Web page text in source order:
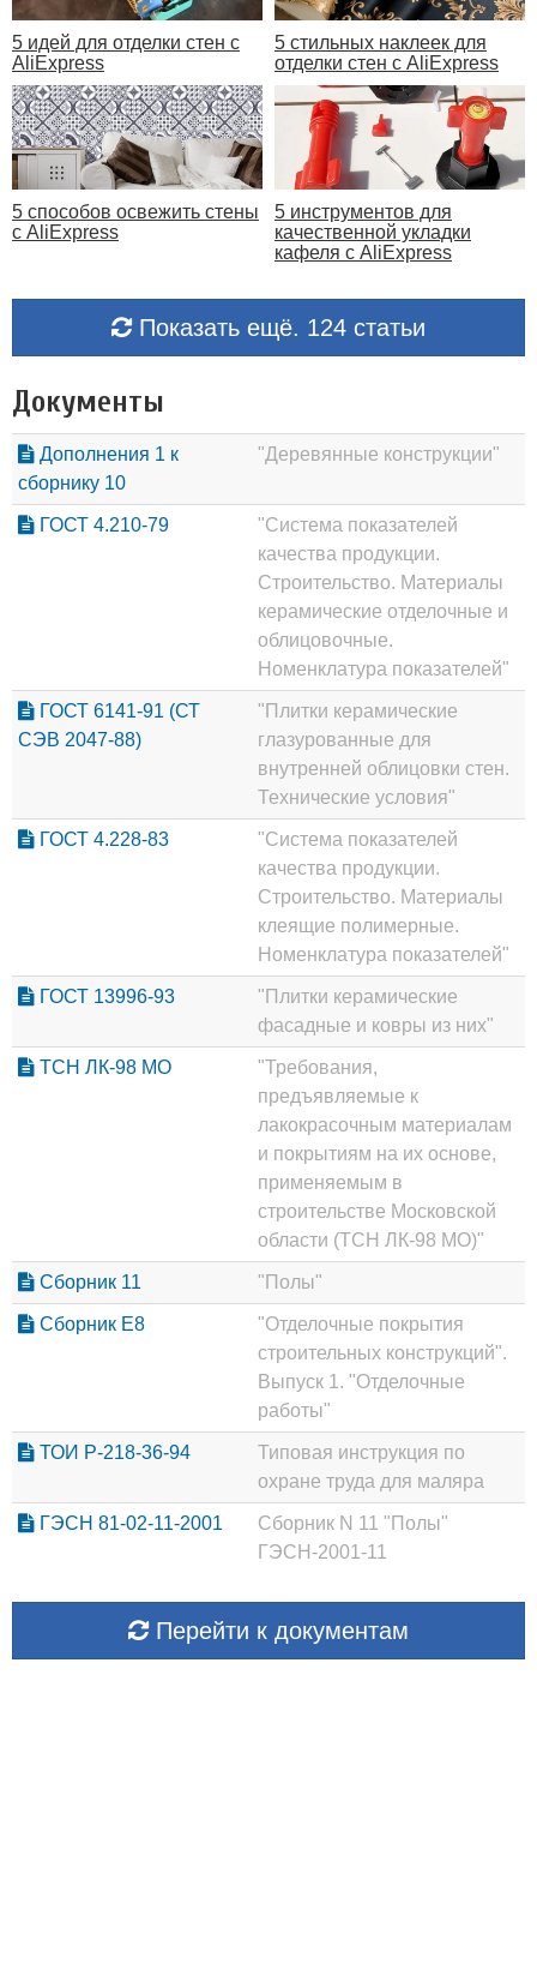
5 идей для отделки стен с
AliExpress
5 стильных наклеек для
отделки стен с AliExpress
5 способов освежить стены
с AliExpress
5 инструментов для
качественной укладки
кафеля с AliExpress
Показать ещё. 124 статьи
Документы
Дополнения 1 к
сборнику 10
"Деревянные конструкции"
ГОСТ 4.210-79
"Система показателей
качества продукции.
Строительство. Материалы
керамические отделочные и
облицовочные.
Номенклатура показателей"
ГОСТ 6141-91 (СТ
СЭВ 2047-88)
"Плитки керамические
глазурованные для
внутренней облицовки стен.
Технические условия"
ГОСТ 4.228-83
"Система показателей
качества продукции.
Строительство. Материалы
клеящие полимерные.
Номенклатура показателей"
ГОСТ 13996-93
"Плитки керамические
фасадные и ковры из них"
ТСН ЛК-98 МО
"Требования,
предъявляемые к
лакокрасочным материалам
и покрытиям на их основе,
применяемым в
строительстве Московской
области (ТСН ЛК-98 МО)"
Сборник 11 "Полы"
Сборник Е8
"Отделочные покрытия
строительных конструкций".
Выпуск 1. "Отделочные
работы"
ТОИ Р-218-36-94
Типовая инструкция по
охране труда для маляра
ГЭСН 81-02-11-2001
Сборник N 11 "Полы"
ГЭСН-2001-11
Перейти к документам